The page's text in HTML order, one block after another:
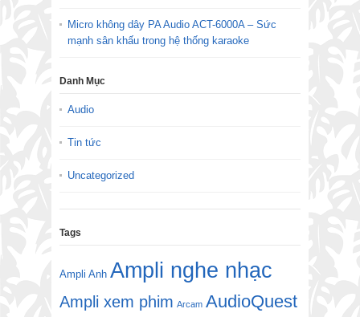
Micro không dây PA Audio ACT-6000A – Sức
mạnh sân khấu trong hệ thống karaoke
Danh Mục
Audio
Tin tức
Uncategorized
Tags
Ampli Anh Ampli nghe nhạc
Ampli xem phim Arcam AudioQuest